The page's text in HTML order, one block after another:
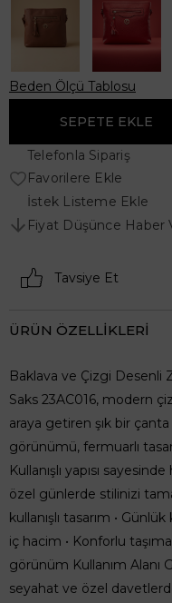
Beden Ölçü Tablosu
Telefonla Sipariş
Favorilere Ekle
İstek Listeme Ekle
Fiyat Düşünce Haber
Tavsiye Et
ÜRÜN ÖZELLIKLERI
Baklava ve Çizgi Desenli
Saks 23AC016, modern
araya getiren şık bir
görünümü, fermuarlı
Kullanışlı yapısı
özel günlerde stilinizi
kullanışlı tasarım •
iç hacim • Konforlu
görünüm Kullanım Alanı
seyahat ve özel